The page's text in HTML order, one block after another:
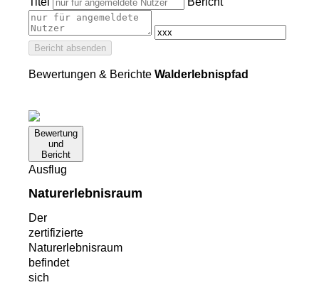
Bericht absenden
Bewertungen & Berichte Walderlebnispfad
Bewertung
und
Bericht
Ausflug
Naturerlebnisraum
Der
zertifizierte
Naturerlebnisraum
befindet
sich